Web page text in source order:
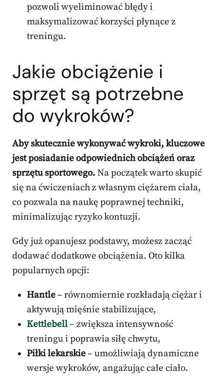
pozwoli wyeliminować błędy i
maksymalizować korzyści płynące z
treningu.
Jakie obciążenie i
sprzęt są potrzebne
do wykroków?
Aby skutecznie wykonywać wykroki, kluczowe
jest posiadanie odpowiednich obciążeń oraz
sprzętu sportowego. Na początek warto skupić
się na ćwiczeniach z własnym ciężarem ciała,
co pozwala na naukę poprawnej techniki,
minimalizując ryzyko kontuzji.
Gdy już opanujesz podstawy, możesz zacząć
dodawać dodatkowe obciążenia. Oto kilka
popularnych opcji:
Hantle– równomiernie rozkładają ciężar i
aktywują mięśnie stabilizujące,
Kettlebell– zwiększa intensywność
treningu i poprawia siłę chwytu,
Piłki lekarskie– umożliwiają dynamiczne
wersje wykroków, angażując całe ciało.